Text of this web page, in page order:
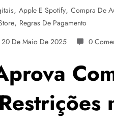
, Apple E Spotify, Compra De
, Regras De Pagamento
20 De Maio De 2025 0